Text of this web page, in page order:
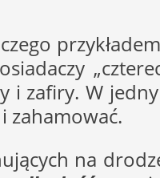
i zafiry. W
zahamować.
na